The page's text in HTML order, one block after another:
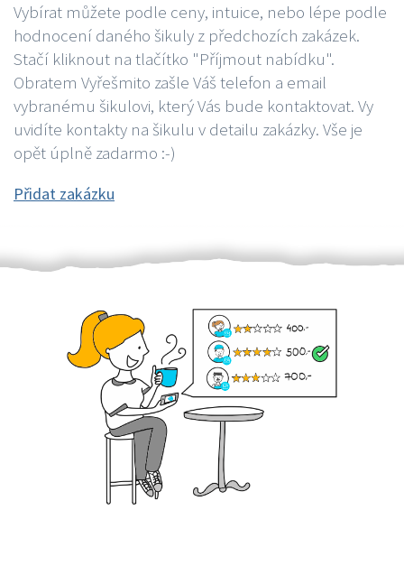
Vybírat můžete podle ceny, intuice, nebo lépe podle
hodnocení daného šikuly z předchozích zakázek.
Stačí kliknout na tlačítko "Příjmout nabídku".
Obratem Vyřešmito zašle Váš telefon a email
vybranému šikulovi, který Vás bude kontaktovat. Vy
uvidíte kontakty na šikulu v detailu zakázky. Vše je
opět úplně zadarmo :-)
Přidat zakázku